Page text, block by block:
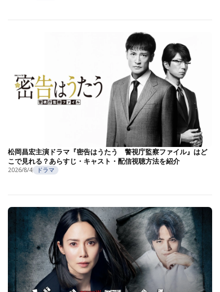
松岡昌宏主演ドラマ『密告はうたう 警視庁監察ファイル』はど
こで見れる？あらすじ・キャスト・配信視聴方法を紹介
2026/8/4 ドラマ